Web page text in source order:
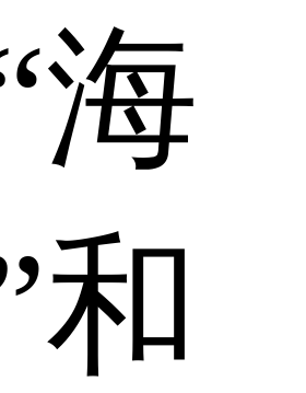
海
和